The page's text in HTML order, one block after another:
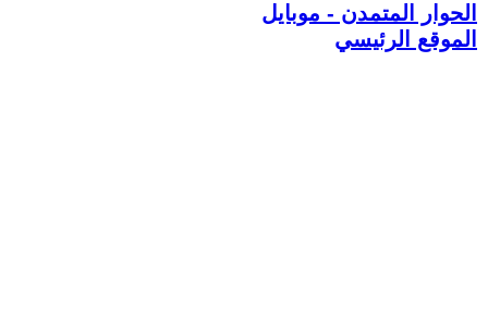
الحوار المتمدن - موبايل
الموقع الرئيسي